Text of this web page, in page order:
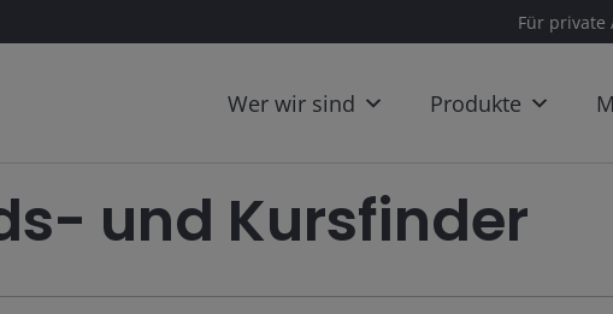
Für private
Wer wir sind Produkte
und Kursfinder